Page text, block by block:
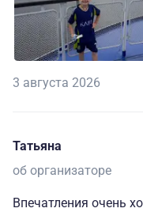
3 августа 2026
Татьяна
об организаторе
Впечатления очень